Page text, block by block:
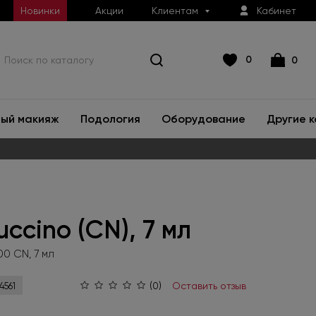
Новинки Акции Клиентам Кабинет
0 0
макияж Подология Оборудование Другие
(CN), 7 мл
CN, 7 мл
(0) Оставить отзыв